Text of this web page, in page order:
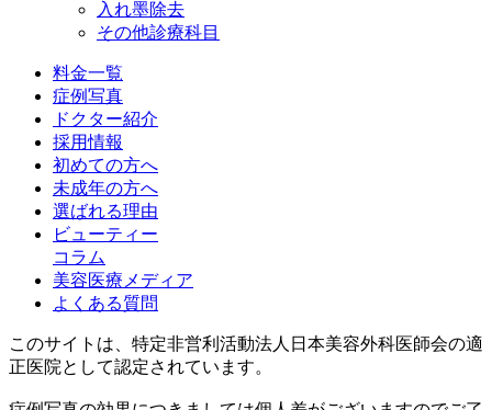
入れ墨除去
その他診療科目
料金一覧
症例写真
ドクター紹介
採用情報
初めての方へ
未成年の方へ
選ばれる理由
ビューティー
コラム
美容医療メディア
よくある質問
このサイトは、特定非営利活動法人日本美容外科医師会の適
正医院として認定されています。